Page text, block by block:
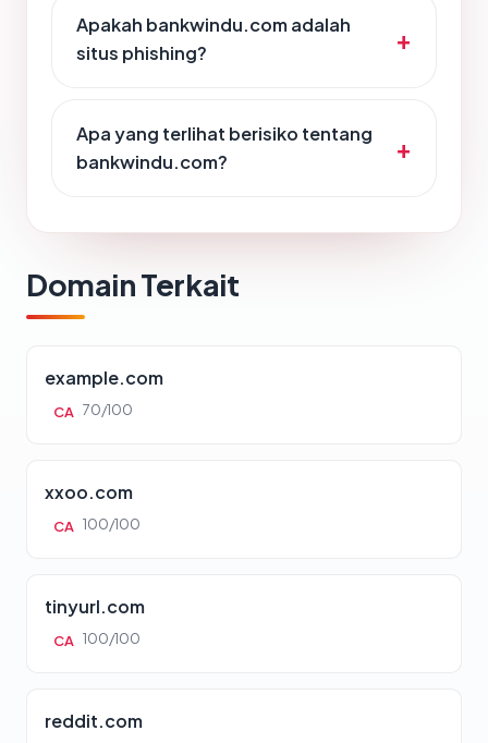
Apakah bankwindu.com adalah
situs phishing?
Apa yang terlihat berisiko tentang
bankwindu.com?
Domain Terkait
example.com
CA 70/100
xxoo.com
CA 100/100
tinyurl.com
CA 100/100
reddit.com